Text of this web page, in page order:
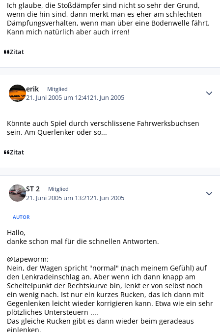
Ich glaube, die Stoßdämpfer sind nicht so sehr der Grund,
wenn die hin sind, dann merkt man es eher am schlechten
Dämpfungsverhalten, wenn man über eine Bodenwelle fährt.
Kann mich natürlich aber auch irren!
Zitat
erik Mitglied
21. Juni 2005 um 12:4121. Jun 2005
Könnte auch Spiel durch verschlissene Fahrwerksbuchsen
sein. Am Querlenker oder so...
Zitat
ST 2 Mitglied
21. Juni 2005 um 13:2121. Jun 2005
AUTOR
Hallo,
danke schon mal für die schnellen Antworten.
@tapeworm:
Nein, der Wagen spricht "normal" (nach meinem Gefühl) auf
den Lenkradeinschlag an. Aber wenn ich dann knapp am
Scheitelpunkt der Rechtskurve bin, lenkt er von selbst noch
ein wenig nach. Ist nur ein kurzes Rucken, das ich dann mit
Gegenlenken leicht wieder korrigieren kann. Etwa wie ein sehr
plötzliches Untersteuern ....
Das gleiche Rucken gibt es dann wieder beim geradeaus
einlenken.